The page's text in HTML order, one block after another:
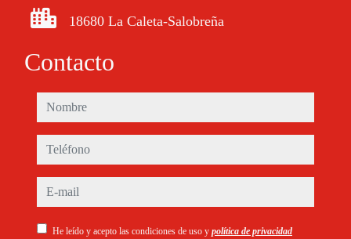
18680 La Caleta-Salobreña
Contacto
nombre
teléfono
e-mail
He leído y acepto las condiciones de uso y política de privacidad